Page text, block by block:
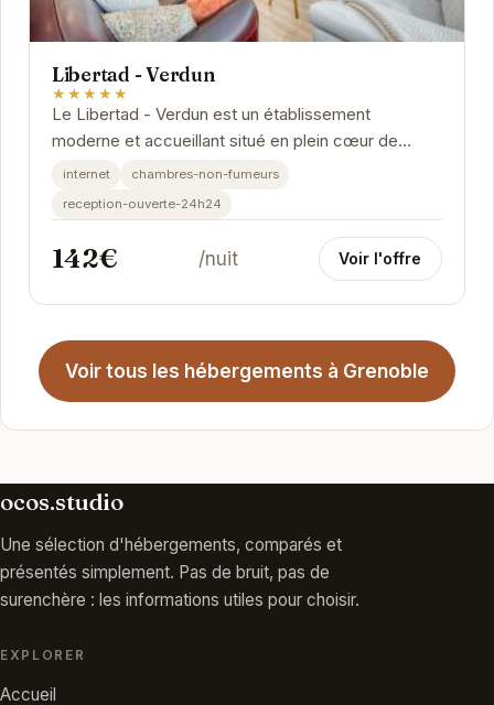
Libertad - Verdun
★★★★★
Le Libertad - Verdun est un établissement
moderne et accueillant situé en plein cœur de
Grenoble. Sa situation privilégiée permet aux
internet
chambres-non-fumeurs
reception-ouverte-24h24
142€ /nuit Voir l'offre
Voir tous les hébergements à Grenoble
ocos.studio
Une sélection d'hébergements, comparés et
présentés simplement. Pas de bruit, pas de
surenchère : les informations utiles pour choisir.
EXPLORER
Accueil